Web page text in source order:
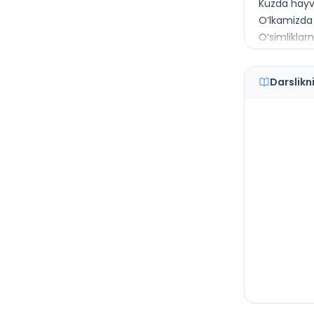
Kuzda
Ona
Bahorda